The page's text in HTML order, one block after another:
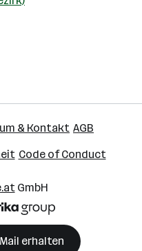
& Kontakt AGB
Code of Conduct
GmbH
erhalten